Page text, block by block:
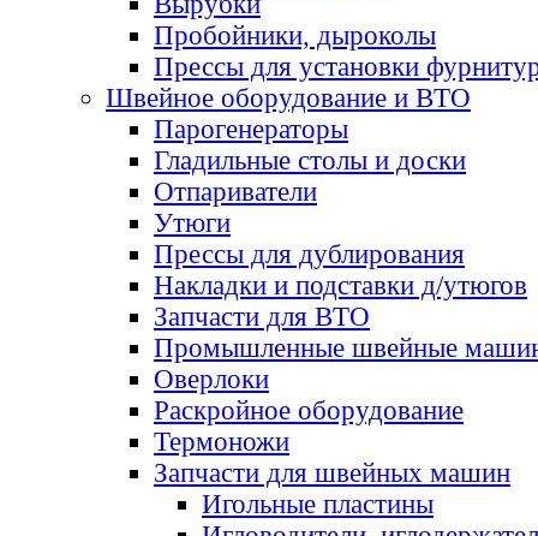
Пробойники, дыроколы
Прессы для установки
Швейное оборудование и ВТО
Парогенераторы
Гладильные столы и доски
Отпариватели
Утюги
Прессы для дублирования
Накладки и подставки д/утюгов
Запчасти для ВТО
Промышленные швейные
Оверлоки
Раскройное оборудование
Термоножи
Запчасти для швейных машин
Игольные пластины